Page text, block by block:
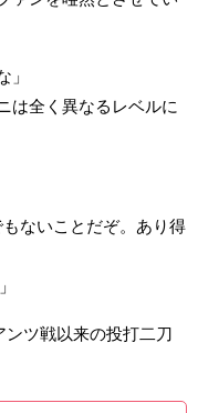
」
は全く異なるレベルに
ないことだぞ。あり得
ツ戦以来の投打二刀